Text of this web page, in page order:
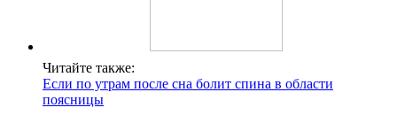
Читайте также:
Если по утрам после сна болит спина в области
поясницы